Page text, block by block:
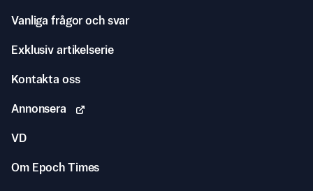
Vanliga frågor och svar
Exklusiv artikelserie
Kontakta oss
Annonsera
VD
Om Epoch Times